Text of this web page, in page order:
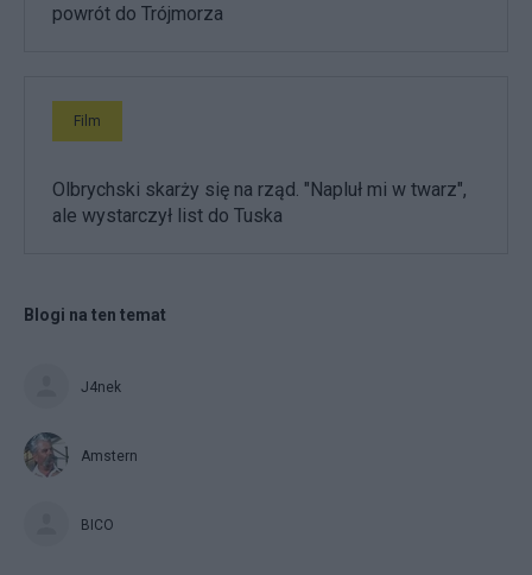
powrót do Trójmorza
Film
Olbrychski skarży się na rząd. "Napluł mi w twarz",
ale wystarczył list do Tuska
Blogi na ten temat
J4nek
Amstern
BICO